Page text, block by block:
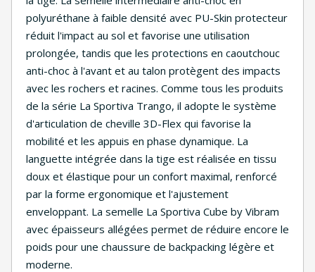
polyuréthane à faible densité avec PU-Skin protecteur
réduit l'impact au sol et favorise une utilisation
prolongée, tandis que les protections en caoutchouc
anti-choc à l'avant et au talon protègent des impacts
avec les rochers et racines. Comme tous les produits
de la série La Sportiva Trango, il adopte le système
d'articulation de cheville 3D-Flex qui favorise la
mobilité et les appuis en phase dynamique. La
languette intégrée dans la tige est réalisée en tissu
doux et élastique pour un confort maximal, renforcé
par la forme ergonomique et l'ajustement
enveloppant. La semelle La Sportiva Cube by Vibram
avec épaisseurs allégées permet de réduire encore le
poids pour une chaussure de backpacking légère et
moderne.